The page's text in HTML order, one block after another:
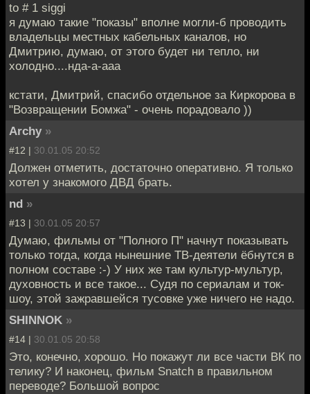
to # 1 siggi
я думаю такие "показы" вполне могли-б проводить
владельцы местных кабельных каналов, но
Дмитрию, думаю, от этого будет ни тепло, ни
холодно....нда-а-ааа
кстати, Дмитрий, спасибо отдельное за Киркорова в
"Возвращении Бомжа" - очень порадовало ))
Archy »
#12 | 30.01.05 20:52
Должен отметить, достаточно оперативно. Я только
хотел у знакомого ДВД брать.
nd »
#13 | 30.01.05 20:57
Думаю, фильмы от "Полного П" начнут показывать
только тогда, когда нынешние ТВ-деятели ёбнутся в
полном составе :-) У них же там культур-мультур,
духовность и все такое... Судя по сериалам и ток-
шоу, этой зажравшейся тусовке уже ничего не надо.
SHINNOK »
#14 | 30.01.05 20:58
Это, конечно, хорошо. Но покажут ли все части ВК по
телику? И наконец, фильм Snatch в правильном
переводе? Большой вопрос